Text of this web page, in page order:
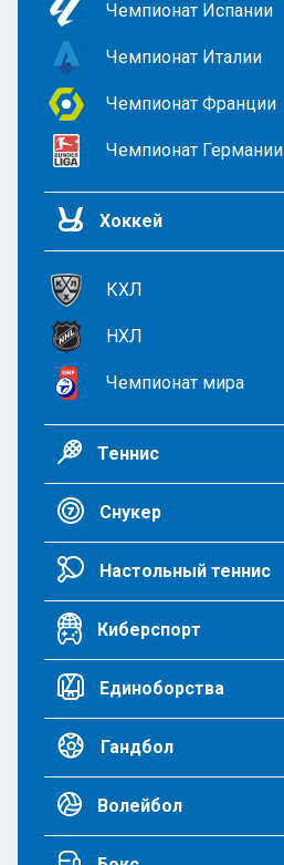
Чемпионат Испании
Чемпионат Италии
Чемпионат Франции
Чемпионат Германии
Хоккей
КХЛ
НХЛ
Чемпионат мира
Теннис
Снукер
Настольный теннис
Киберспорт
Единоборства
Гандбол
Волейбол